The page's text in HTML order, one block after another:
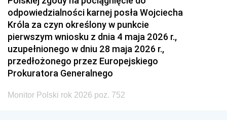
odpowiedzialności karnej posła Wojciecha
Króla za czyn określony w punkcie
pierwszym wniosku z dnia 4 maja 2026 r.,
uzupełnionego w dniu 28 maja 2026 r.,
przedłożonego przez Europejskiego
Prokuratora Generalnego
Monitor Polski rok 2026 poz. 752